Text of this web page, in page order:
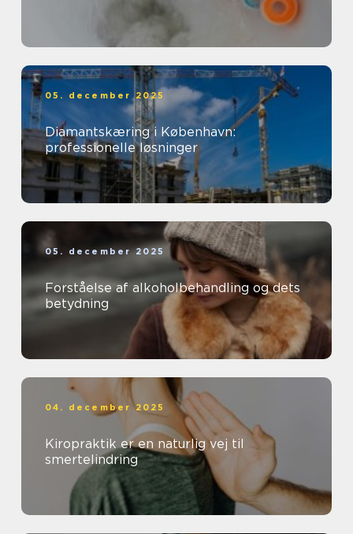
05. december 2025
Diamantskæring i København:
professionelle løsninger
05. december 2025
Forståelse af alkoholbehandling og dets
betydning
04. december 2025
Kiropraktik er en naturlig vej til
smertelindring